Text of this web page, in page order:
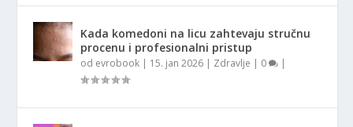
Kada komedoni na licu zahtevaju stručnu
procenu i profesionalni pristup
od evrobook | 15. jan 2026 | Zdravlje | 0 |